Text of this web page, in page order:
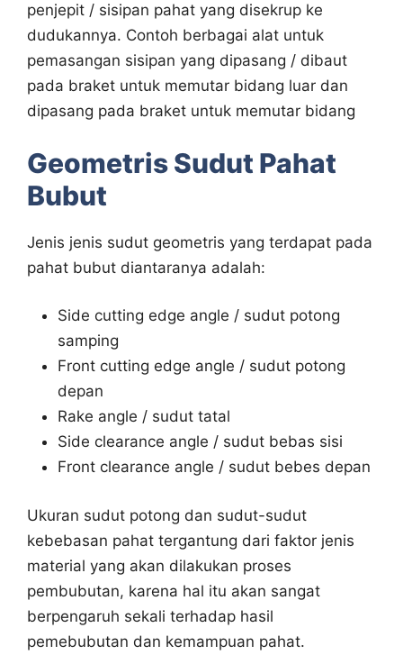
penjepit / sisipan pahat yang disekrup ke
dudukannya. Contoh berbagai alat untuk
pemasangan sisipan yang dipasang / dibaut
pada braket untuk memutar bidang luar dan
dipasang pada braket untuk memutar bidang
Geometris Sudut Pahat
Bubut
Jenis jenis sudut geometris yang terdapat pada
pahat bubut diantaranya adalah:
Side cutting edge angle / sudut potong
samping
Front cutting edge angle / sudut potong
depan
Rake angle / sudut tatal
Side clearance angle / sudut bebas sisi
Front clearance angle / sudut bebes depan
Ukuran sudut potong dan sudut-sudut
kebebasan pahat tergantung dari faktor jenis
material yang akan dilakukan proses
pembubutan, karena hal itu akan sangat
berpengaruh sekali terhadap hasil
pemebubutan dan kemampuan pahat.